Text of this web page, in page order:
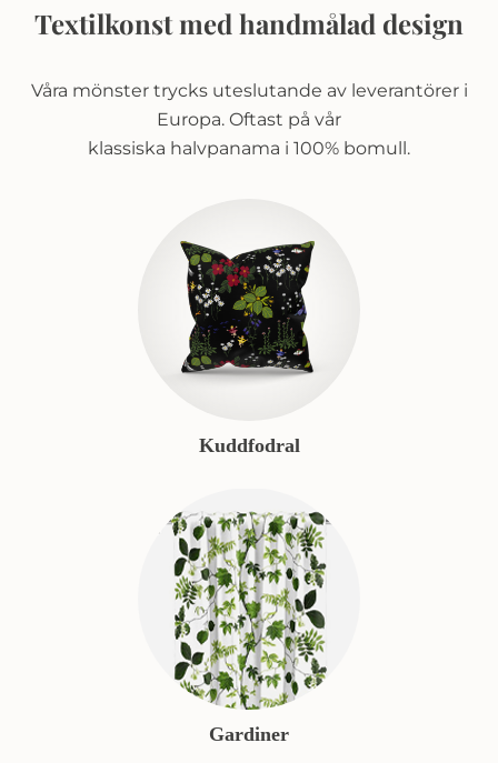
Textilkonst med handmålad design
Våra mönster trycks uteslutande av leverantörer i
Europa. Oftast på vår
klassiska halvpanama i 100% bomull.
Kuddfodral
Gardiner